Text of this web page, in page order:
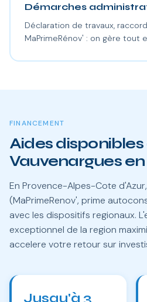
Démarches
Déclaration de travaux,
MaPrimeRénov' : on gère tout
FINANCEMENT
Aides disponibles
Vauvenargues
En Provence-Alpes-Cote
(MaPrimeRenov', prime
avec les dispositifs regionaux.
exceptionnel de la region
accelere votre retour sur
Jusqu'à 3